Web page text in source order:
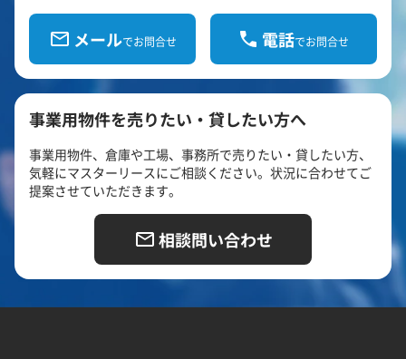
メールでお問合せ 電話でお問合せ
事業用物件を売りたい・貸したい方へ
事業用物件、倉庫や工場、事務所で売りたい・貸したい方、
気軽にマスターリースにご相談ください。状況に合わせてご
提案させていただきます。
相談問い合わせ